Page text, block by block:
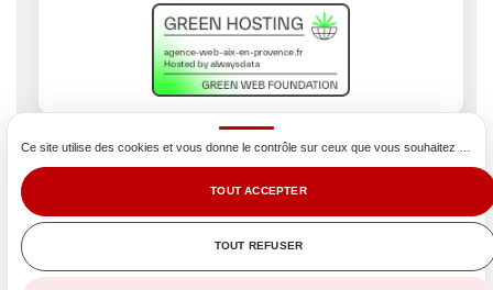
Nous mesurons l’impact environnemental de notre site
via plusieurs référentiels : notre site web est léger,
rapide et sur un hébergement vert.
TOUT ACCEPTER
TOUT REFUSER